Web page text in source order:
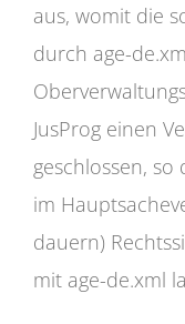
aus, womit die
durch age-
JusProg einen
geschlossen, so
im
dauern)
mit age-de.xml